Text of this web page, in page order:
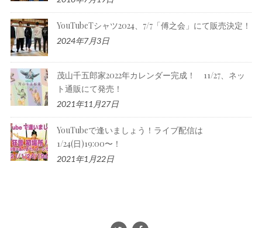
YouTubeTシャツ2024、7/7「傅之会」にて販売決定！
2024年7月3日
茂山千五郎家2022年カレンダー完成！ 11/27、ネッ
ト通販にて発売！
2021年11月27日
YouTubeで逢いましょう！ライブ配信は
1/24(日)19:00〜！
2021年1月22日